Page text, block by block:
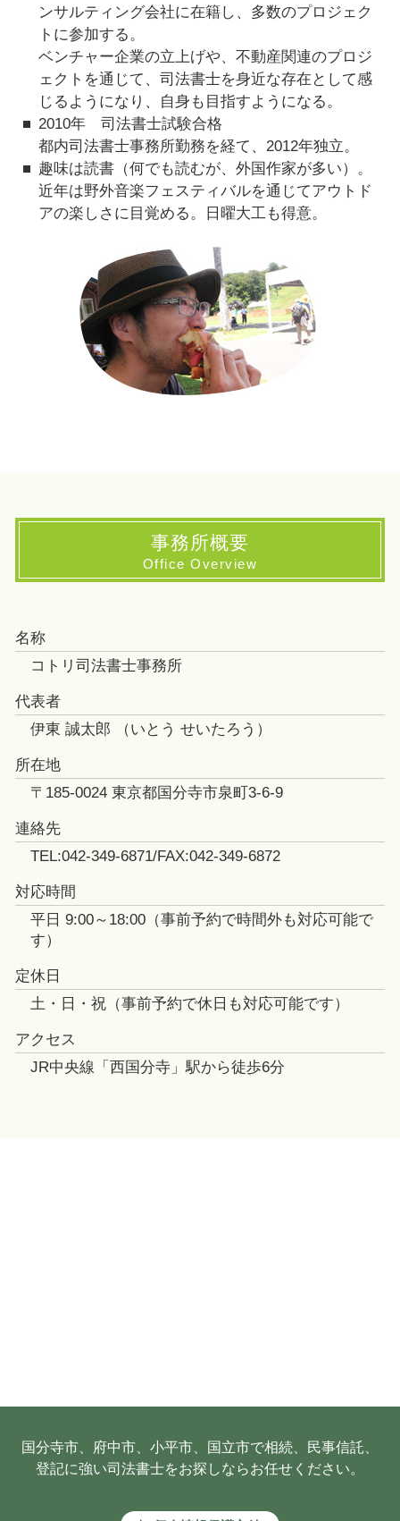
ンサルティング会社に在籍し、多数のプロジェク
トに参加する。
ベンチャー企業の立上げや、不動産関連のプロジ
ェクトを通じて、司法書士を身近な存在として感
じるようになり、自身も目指すようになる。
2010年 司法書士試験合格
都内司法書士事務所勤務を経て、2012年独立。
趣味は読書（何でも読むが、外国作家が多い）。
近年は野外音楽フェスティバルを通じてアウトド
アの楽しさに目覚める。日曜大工も得意。
事務所概要
Office Overview
名称
コトリ司法書士事務所
代表者
伊東 誠太郎 （いとう せいたろう）
所在地
〒185-0024 東京都国分寺市泉町3-6-9
連絡先
TEL:042-349-6871/FAX:042-349-6872
対応時間
平日 9:00～18:00（事前予約で時間外も対応可能で
す）
定休日
土・日・祝（事前予約で休日も対応可能です）
アクセス
JR中央線「西国分寺」駅から徒歩6分
国分寺市、府中市、小平市、国立市で相続、民事信託、
登記に強い司法書士をお探しならお任せください。